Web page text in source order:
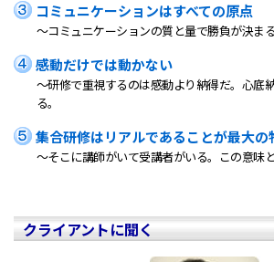
コミュニケーションはすべての原点
～コミュニケーションの質と量で勝負が決ま
感動だけでは動かない
～研修で重視するのは感動より納得だ。心底
る。
集合研修はリアルであることが最大の
～そこに講師がいて受講者がいる。この意味
クライアントに聞く